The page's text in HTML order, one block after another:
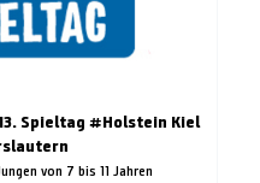
Spieltag #Holstein Kiel
von 7 bis 11 Jahren